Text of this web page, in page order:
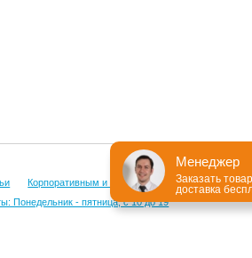
Корпоративным и оптовым клиентам
Понедельник - пятница, с 10 до 19
Менеджер
Заказать
доставка